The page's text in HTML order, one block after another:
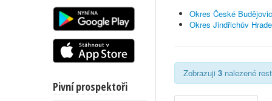
Pivní prospektoři
Okres České
Okres Jindřichův
Zobrazuji 3 nalezené